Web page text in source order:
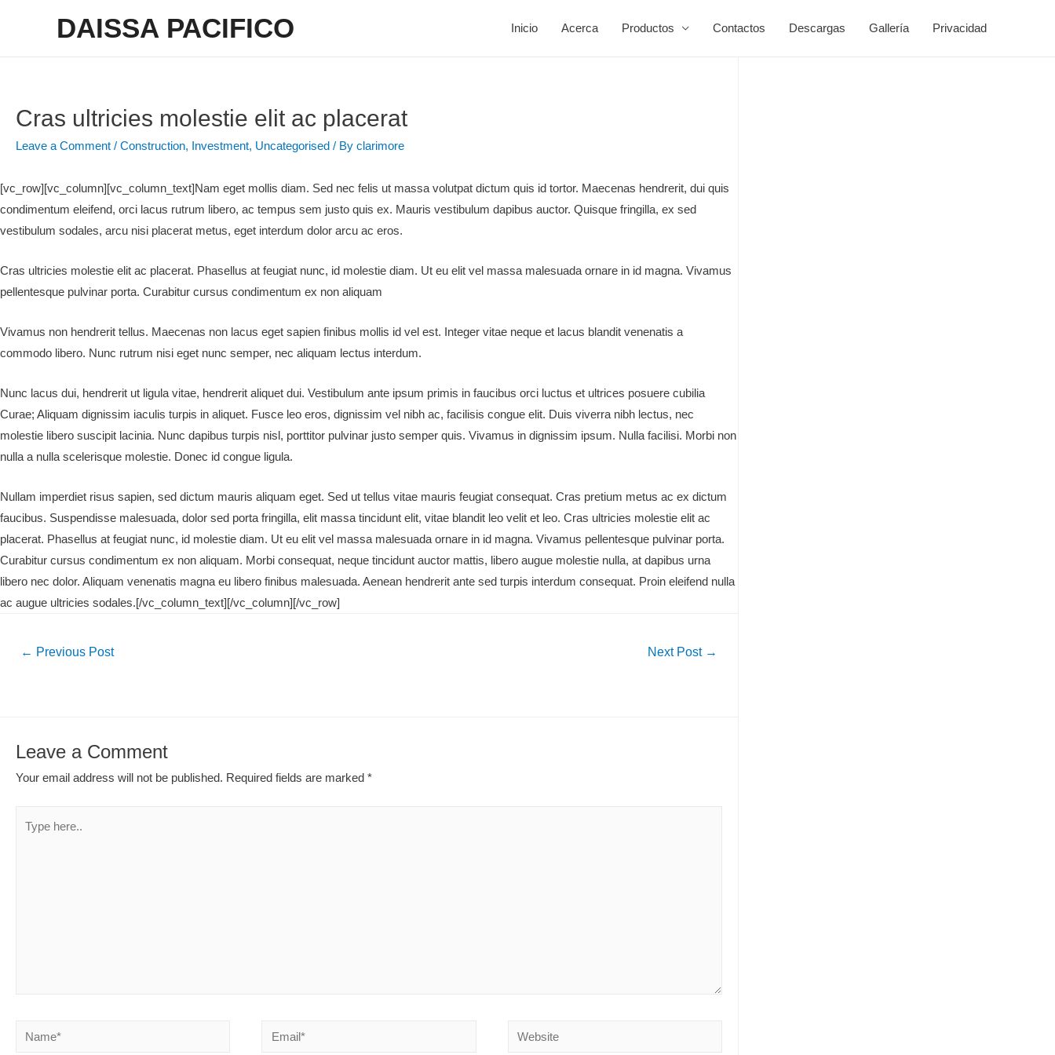
DAISSA PACIFICO Inicio Acerca Productos Contactos Descargas Gallería Privacidad
Cras ultricies molestie elit ac placerat
Leave a Comment / Construction, Investment, Uncategorised / By clarimore
[vc_row][vc_column][vc_column_text]Nam eget mollis diam. Sed nec felis ut massa volutpat dictum quis id tortor. Maecenas hendrerit, dui quis
condimentum eleifend, orci lacus rutrum libero, ac tempus sem justo quis ex. Mauris vestibulum dapibus auctor. Quisque fringilla, ex sed
vestibulum sodales, arcu nisi placerat metus, eget interdum dolor arcu ac eros.
Cras ultricies molestie elit ac placerat. Phasellus at feugiat nunc, id molestie diam. Ut eu elit vel massa malesuada ornare in id magna. Vivamus
pellentesque pulvinar porta. Curabitur cursus condimentum ex non aliquam
Vivamus non hendrerit tellus. Maecenas non lacus eget sapien finibus mollis id vel est. Integer vitae neque et lacus blandit venenatis a
commodo libero. Nunc rutrum nisi eget nunc semper, nec aliquam lectus interdum.
Nunc lacus dui, hendrerit ut ligula vitae, hendrerit aliquet dui. Vestibulum ante ipsum primis in faucibus orci luctus et ultrices posuere cubilia
Curae; Aliquam dignissim iaculis turpis in aliquet. Fusce leo eros, dignissim vel nibh ac, facilisis congue elit. Duis viverra nibh lectus, nec
molestie libero suscipit lacinia. Nunc dapibus turpis nisl, porttitor pulvinar justo semper quis. Vivamus in dignissim ipsum. Nulla facilisi. Morbi non
nulla a nulla scelerisque molestie. Donec id congue ligula.
Nullam imperdiet risus sapien, sed dictum mauris aliquam eget. Sed ut tellus vitae mauris feugiat consequat. Cras pretium metus ac ex dictum
faucibus. Suspendisse malesuada, dolor sed porta fringilla, elit massa tincidunt elit, vitae blandit leo velit et leo. Cras ultricies molestie elit ac
placerat. Phasellus at feugiat nunc, id molestie diam. Ut eu elit vel massa malesuada ornare in id magna. Vivamus pellentesque pulvinar porta.
Curabitur cursus condimentum ex non aliquam. Morbi consequat, neque tincidunt auctor mattis, libero augue molestie nulla, at dapibus urna
libero nec dolor. Aliquam venenatis magna eu libero finibus malesuada. Aenean hendrerit ante sed turpis interdum consequat. Proin eleifend nulla
ac augue ultricies sodales.[/vc_column_text][/vc_column][/vc_row]
Post
← Previous Post Next Post →
Leave a Comment
Your email address will not be published. Required fields are marked *
here..
Name* Email* Website